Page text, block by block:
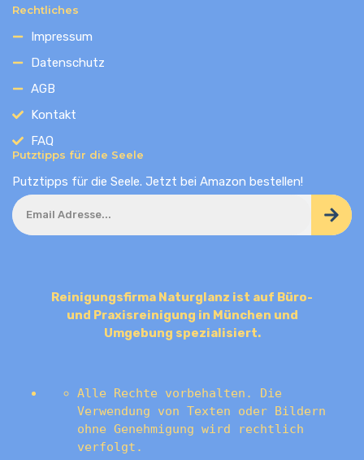
Rechtliches
Impressum
Datenschutz
AGB
Kontakt
FAQ
Putztipps für die Seele
Putztipps für die Seele. Jetzt bei Amazon bestellen!
Reinigungsfirma Naturglanz ist auf Büro-
und Praxisreinigung in München und
Umgebung spezialisiert.
Alle Rechte vorbehalten. Die
Verwendung von Texten oder Bildern
ohne Genehmigung wird rechtlich
verfolgt.